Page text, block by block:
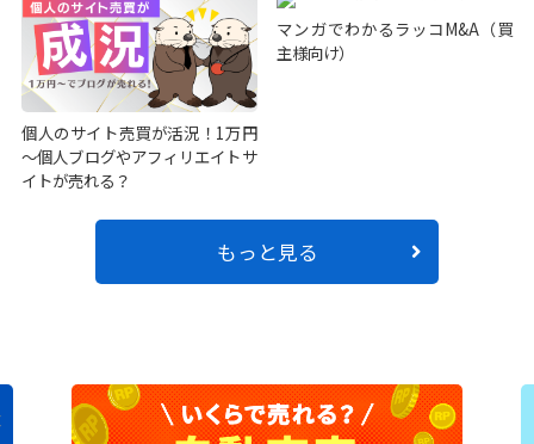
個人のサイト売買が活況！1万円
～個人ブログやアフィリエイトサ
イトが売れる？
マンガでわかるラッコM&A（買
主様向け）
もっと見る